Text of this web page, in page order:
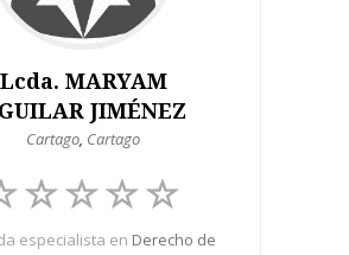
Lcda. MARYAM
JIMÉNEZ
Cartago, Cartago
especialista en Derecho de